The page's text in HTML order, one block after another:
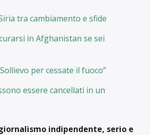
tra cambiamento e sfide
in Afghanistan se sei
per cessate il fuoco”
essere cancellati in un
indipendente, serio e